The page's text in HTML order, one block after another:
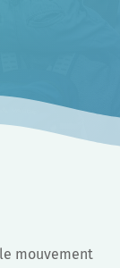
mouvement